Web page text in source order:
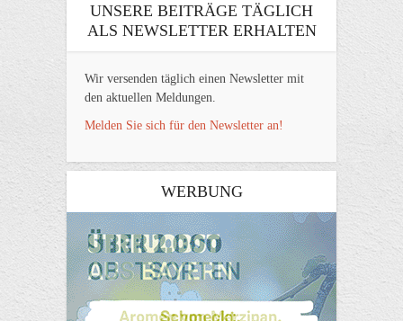
UNSERE BEITRÄGE TÄGLICH
ALS NEWSLETTER ERHALTEN
Wir versenden täglich einen Newsletter mit
den aktuellen Meldungen.
Melden Sie sich für den Newsletter an!
WERBUNG